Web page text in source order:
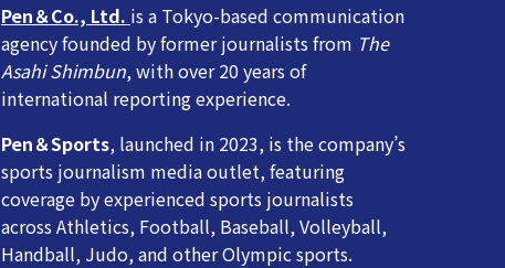
Pen＆Co., Ltd. is a Tokyo-based communication
agency founded by former journalists from The
Asahi Shimbun, with over 20 years of
international reporting experience.
Pen＆Sports, launched in 2023, is the company’s
sports journalism media outlet, featuring
coverage by experienced sports journalists
across Athletics, Football, Baseball, Volleyball,
Handball, Judo, and other Olympic sports.